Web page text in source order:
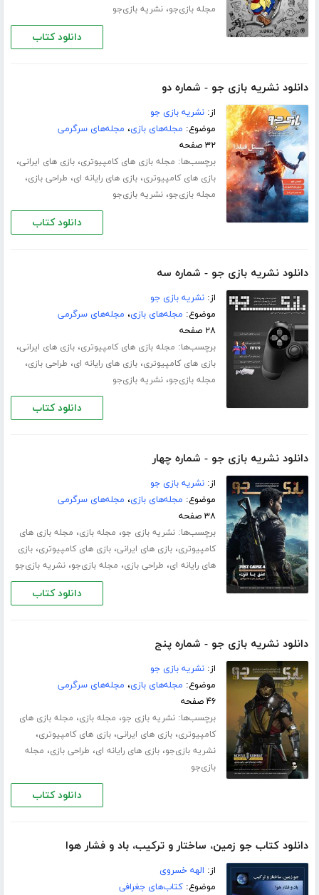
مجله بازی‌جو،نشریه بازی‌جو
دانلود کتاب
دانلود نشریه بازی جو - شماره دو
از:نشریه بازی جو
موضوع: مجله‌های بازی، مجله‌های سرگرمی
۳۲ صفحه
برچسب‌ها: مجله بازی های کامپیوتری،بازی های ایرانی،
بازی های کامپیوتری،بازی های رایانه ای، طراحی بازی،
مجله بازی‌جو،نشریه بازی‌جو
دانلود کتاب
دانلود نشریه بازی جو - شماره سه
از:نشریه بازی جو
موضوع: مجله‌های بازی، مجله‌های سرگرمی
۲۸ صفحه
برچسب‌ها: مجله بازی های کامپیوتری،بازی های ایرانی،
بازی های کامپیوتری،بازی های رایانه ای، طراحی بازی،
مجله بازی‌جو،نشریه بازی‌جو
دانلود کتاب
دانلود نشریه بازی جو - شماره چهار
از:نشریه بازی جو
موضوع: مجله‌های بازی، مجله‌های سرگرمی
۳۸ صفحه
برچسب‌ها:نشریه بازی جو، مجله بازی، مجله بازی های
کامپیوتری،بازی های ایرانی،بازی های کامپیوتری،بازی
های رایانه ای، طراحی بازی، مجله بازی‌جو،نشریه بازی‌جو
دانلود کتاب
دانلود نشریه بازی جو - شماره پنج
از:نشریه بازی جو
موضوع: مجله‌های بازی، مجله‌های سرگرمی
۴۶ صفحه
برچسب‌ها:نشریه بازی جو، مجله بازی، مجله بازی های
کامپیوتری،بازی های ایرانی،بازی های کامپیوتری،
نشریه بازی‌جو،بازی های رایانه ای، طراحی بازی، مجله
بازی‌جو
دانلود کتاب
دانلود کتاب جو زمین، ساختار و ترکیب، باد و فشار هوا
از: الهه خسروی
موضوع:کتاب‌های جغرافی